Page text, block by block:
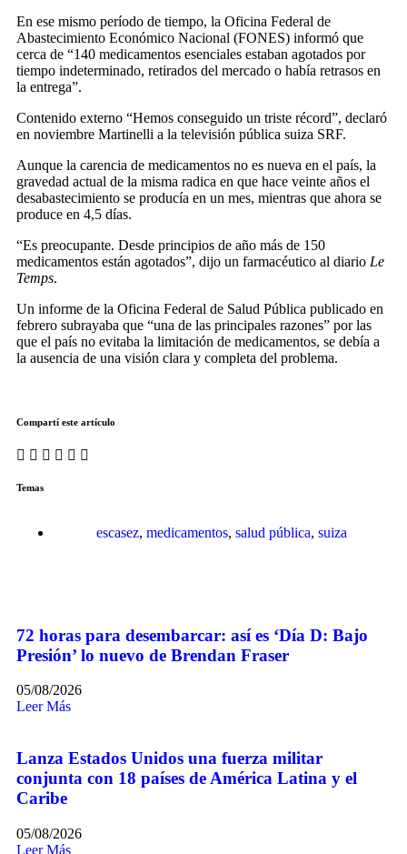
En ese mismo período de tiempo, la Oficina Federal de
Abastecimiento Económico Nacional (FONES) informó que
cerca de “140 medicamentos esenciales estaban agotados por
tiempo indeterminado, retirados del mercado o había retrasos en
la entrega”.
Contenido externo “Hemos conseguido un triste récord”, declaró
en noviembre Martinelli a la televisión pública suiza SRF.
Aunque la carencia de medicamentos no es nueva en el país, la
gravedad actual de la misma radica en que hace veinte años el
desabastecimiento se producía en un mes, mientras que ahora se
produce en 4,5 días.
“Es preocupante. Desde principios de año más de 150
medicamentos están agotados”, dijo un farmacéutico al diario Le
Temps.
Un informe de la Oficina Federal de Salud Pública publicado en
febrero subrayaba que “una de las principales razones” por las
que el país no evitaba la limitación de medicamentos, se debía a
la ausencia de una visión clara y completa del problema.
Compartí este artículo
Temas
escasez, medicamentos, salud pública, suiza
72 horas para desembarcar: así es ‘Día D: Bajo
Presión’ lo nuevo de Brendan Fraser
05/08/2026
Leer Más
Lanza Estados Unidos una fuerza militar
conjunta con 18 países de América Latina y el
Caribe
05/08/2026
Leer Más